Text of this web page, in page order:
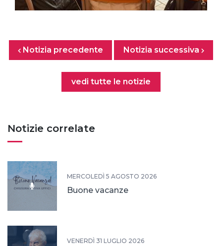
Posts
Notizia precedente Previous page
Next page
Notizia successiva
Tutte le notizie
vedi tutte le notizie
Notizie correlate
MERCOLEDÌ 5 AGOSTO 2026
Buone vacanze
VENERDÌ 31 LUGLIO 2026